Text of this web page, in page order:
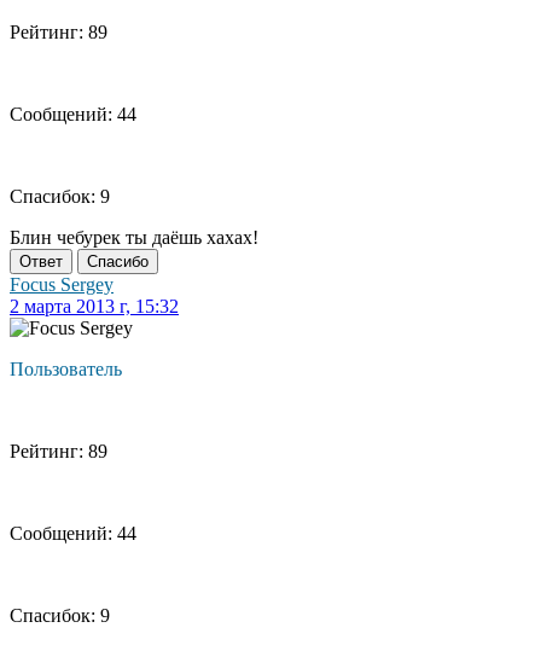
Рейтинг: 89
Сообщений: 44
Спасибок: 9
Блин чебурек ты даёшь хахах!
Ответ Спасибо
Focus Sergey
2 марта 2013 г, 15:32
Пользователь
Рейтинг: 89
Сообщений: 44
Спасибок: 9